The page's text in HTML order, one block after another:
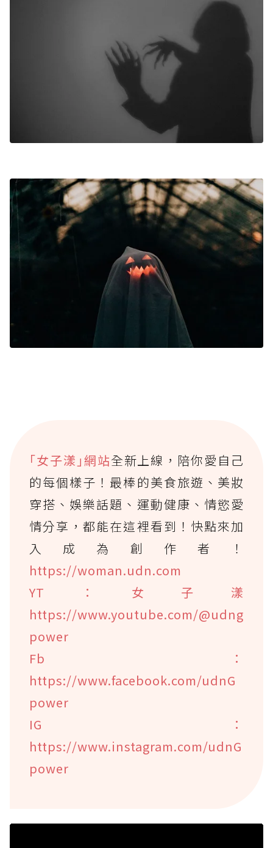
｢女子漾｣網站全新上線，陪你愛自己
的每個樣子！最棒的美食旅遊、美妝
穿搭、娛樂話題、運動健康、情慾愛
情分享，都能在這裡看到！快點來加
入成為創作者！
https://woman.udn.com
YT：女子漾
https://www.youtube.com/@udng
power
Fb：
https://www.facebook.com/udnG
power
IG：
https://www.instagram.com/udnG
power